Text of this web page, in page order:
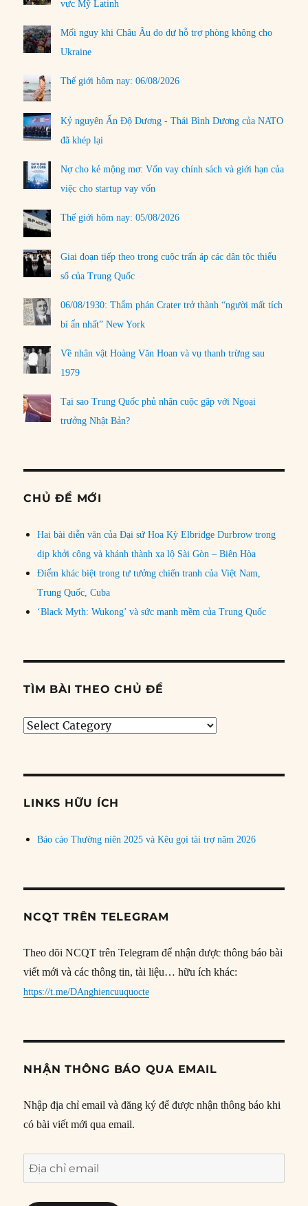
vực Mỹ Latinh
Mối nguy khi Châu Âu do dự hỗ trợ phòng không cho
Ukraine
Thế giới hôm nay: 06/08/2026
Kỷ nguyên Ấn Độ Dương - Thái Bình Dương của NATO
đã khép lại
Nợ cho kẻ mộng mơ: Vốn vay chính sách và giới hạn của
việc cho startup vay vốn
Thế giới hôm nay: 05/08/2026
Giai đoạn tiếp theo trong cuộc trấn áp các dân tộc thiểu
số của Trung Quốc
06/08/1930: Thẩm phán Crater trở thành “người mất tích
bí ẩn nhất” New York
Về nhân vật Hoàng Văn Hoan và vụ thanh trừng sau
1979
Tại sao Trung Quốc phủ nhận cuộc gặp với Ngoại
trưởng Nhật Bản?
CHỦ ĐỀ MỚI
Hai bài diễn văn của Đại sứ Hoa Kỳ Elbridge Durbrow trong
dịp khởi công và khánh thành xa lộ Sài Gòn – Biên Hòa
Điểm khác biệt trong tư tưởng chiến tranh của Việt Nam,
Trung Quốc, Cuba
‘Black Myth: Wukong’ và sức mạnh mềm của Trung Quốc
TÌM BÀI THEO CHỦ ĐỀ
Tìm
đề
LINKS HỮU ÍCH
Báo cáo Thường niên 2025 và Kêu gọi tài trợ năm 2026
NCQT TRÊN TELEGRAM
Theo dõi NCQT trên Telegram để nhận được thông báo bài
viết mới và các thông tin, tài liệu… hữu ích khác:
https://t.me/DAnghiencuuquocte
NHẬN THÔNG BÁO QUA EMAIL
Nhập địa chỉ email và đăng ký để được nhận thông báo khi
có bài viết mới qua email.
Địa
chỉ
email